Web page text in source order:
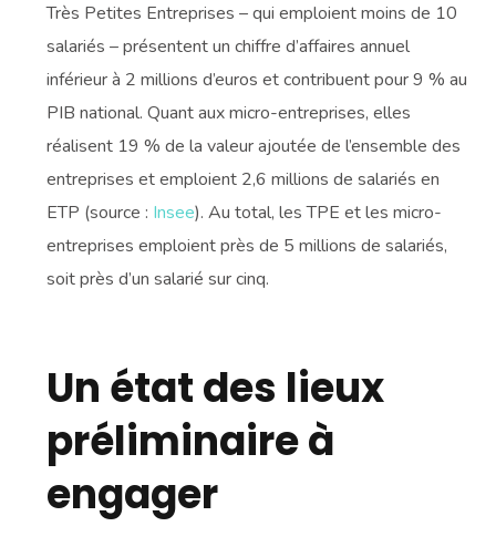
Très Petites Entreprises – qui emploient moins de 10
salariés – présentent un chiffre d’affaires annuel
inférieur à 2 millions d’euros et contribuent pour 9 % au
PIB national. Quant aux micro-entreprises, elles
réalisent 19 % de la valeur ajoutée de l’ensemble des
entreprises et emploient 2,6 millions de salariés en
ETP (source : Insee). Au total, les TPE et les micro-
entreprises emploient près de 5 millions de salariés,
soit près d’un salarié sur cinq.
Un état des lieux
préliminaire à
engager